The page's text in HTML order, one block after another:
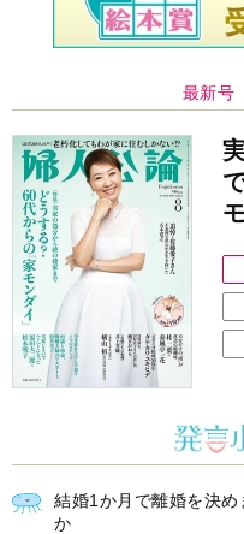
最新号
結婚1か月で離婚を決め
か